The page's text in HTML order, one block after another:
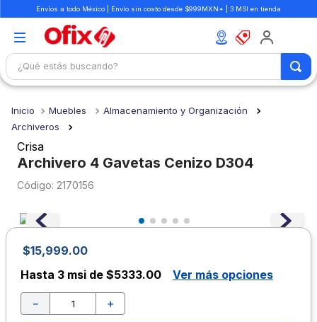
Envíos a todo México | Envío sin costo desde $999MXN* | 3 MSI en tienda
¿Qué estás buscando?
Muebles
Almacenamiento y Organización
Archiveros
Crisa
Archivero 4 Gavetas Cenizo D304
: 2170156
$15,999.00
Hasta 3 msi de $5333.00 Ver más opciones
＋
－
1.
mochilas
2
3.
cuaderno
4.
cuadernos
5.
colores
8.
escolar
9.
escritorio